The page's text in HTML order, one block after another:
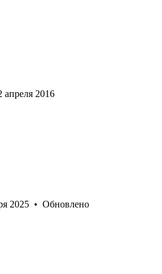
апреля 2016
2025 • Обновлено